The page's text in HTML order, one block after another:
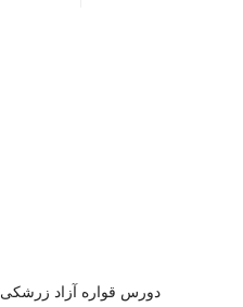
دورس قواره آزاد زرشکی